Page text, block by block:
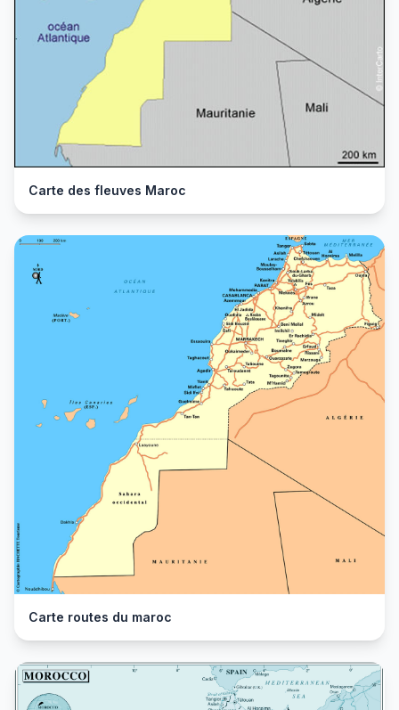
Carte des fleuves Maroc
Carte routes du maroc